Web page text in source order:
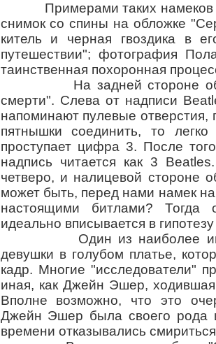
Примерами таких намеков
снимок со спины на обложке
китель и черная гвоздика в
путешествии"; фотография
таинственная похоронная
На задней стороне
смерти". Слева от надписи
напоминают пулевые
пятнышки соединить, то
проступает цифра 3. После
надпись читается как 3
четверо, и налицевой стороне
может быть, перед нами намек
настоящими битлами?
идеально вписывается в
Один из наиболее
девушки в голубом платье,
кадр. Многие "исследователи"
иная, как Джейн Эшер,
Вполне возможно, что это
Джейн Эшер была своего рода
времени отказывались